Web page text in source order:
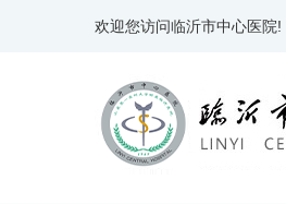
欢迎您访问临沂市中心医院!